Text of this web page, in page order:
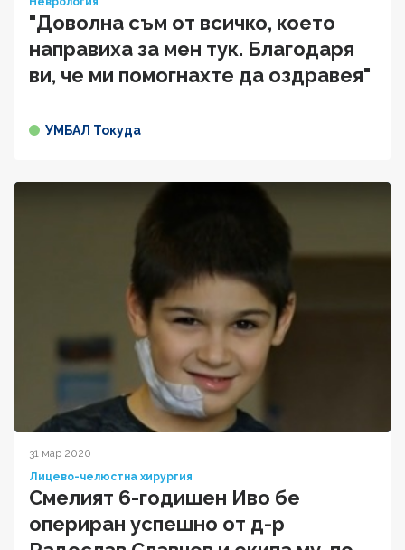
"Доволна съм от всичко, което
направиха за мен тук. Благодаря
ви, че ми помогнахте да оздравея"
УМБАЛ Токуда
31 мар 2020
Лицево-челюстна хирургия
Смелият 6-годишен Иво бе
опериран успешно от д-р